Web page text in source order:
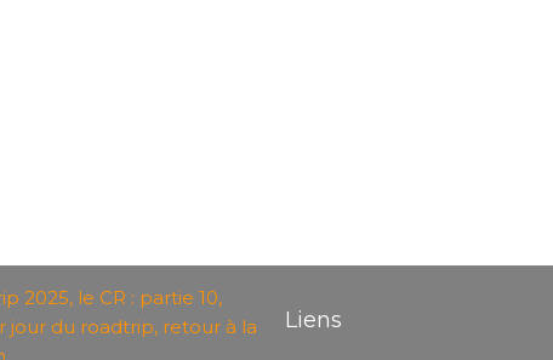
2025, le CR : partie 10,
jour du roadtrip, retour à la
Liens